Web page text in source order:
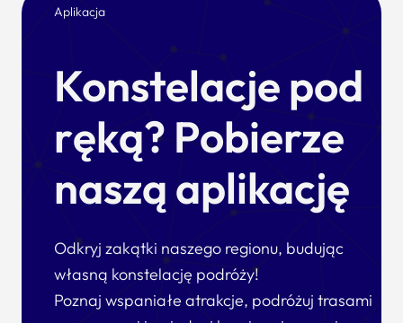
Aplikacja
Konstelacje pod
ręką? Pobierze
naszą aplikację
Odkryj zakątki naszego regionu, budując
własną konstelację podróży!
Poznaj wspaniałe atrakcje, podróżuj trasami